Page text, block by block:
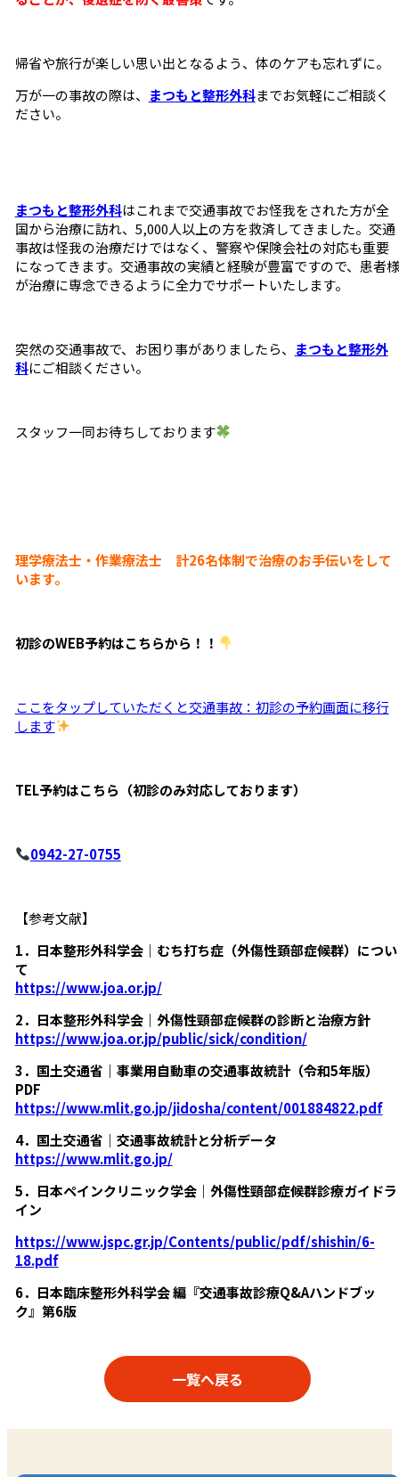
帰省や旅行が楽しい思い出となるよう、体のケアも忘れずに。
万が一の事故の際は、
まつもと整形外科までお気軽にご相談く
ださい。
まつもと整形外科はこれまで交通事故でお怪我をされた方が全
国から治療に訪れ、5,000人以上の方を救済してきました。交通
事故は怪我の治療だけではなく、警察や保険会社の対応も重要
になってきます。交通事故の実績と経験が豊富ですので、患者様
が治療に専念できるように全力でサポートいたします。
突然の交通事故で、お困り事がありましたら、
まつもと整形外
科にご相談ください。
スタッフ一同お待ちしております
理学療法士・作業療法士 計26名体制で治療のお手伝いをして
います。
初診のWEB予約はこちらから！！
ここをタップしていただくと交通事故：初診の予約画面に移行
します
TEL予約はこちら（初診のみ対応しております）
0942-27-0755
【参考文献】
1．日本整形外科学会｜むち打ち症（外傷性頚部症候群）につい
て
https://www.joa.or.jp/
2．日本整形外科学会｜外傷性頸部症候群の診断と治療方針
https://www.joa.or.jp/public/sick/condition/
3．国土交通省｜事業用自動車の交通事故統計（令和5年版）
PDF
https://www.mlit.go.jp/jidosha/content/001884822.pdf
4．国土交通省｜交通事故統計と分析データ
https://www.mlit.go.jp/
5．日本ペインクリニック学会｜外傷性頸部症候群診療ガイドラ
イン
https://www.jspc.gr.jp/Contents/public/pdf/shishin/6-
18.pdf
6．日本臨床整形外科学会 編『交通事故診療Q&Aハンドブッ
ク』第6版
一覧へ戻る